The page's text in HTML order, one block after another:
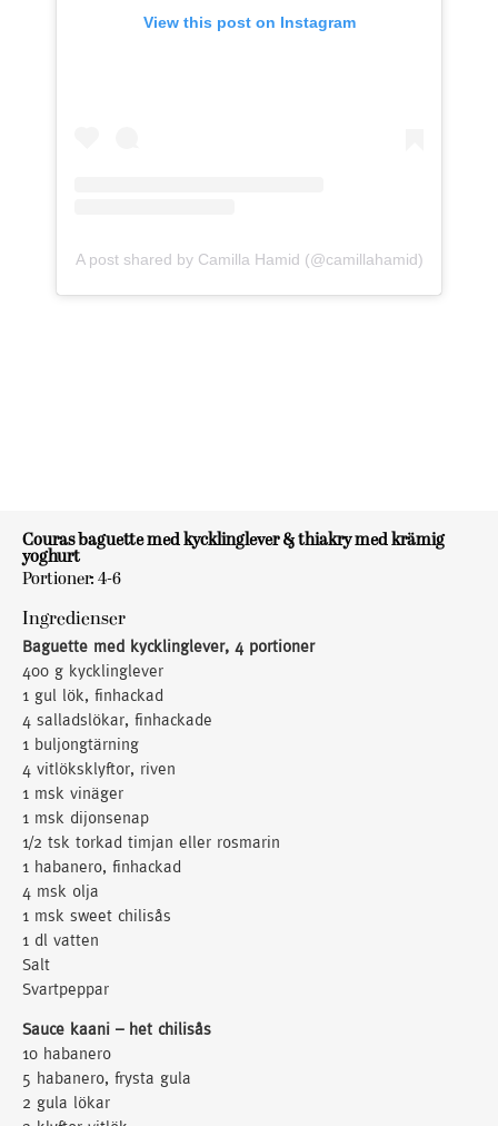
View this post on Instagram
A post shared by Camilla Hamid (@camillahamid)
Couras baguette med kycklinglever & thiakry med krämig
yoghurt
Portioner: 4-6
Ingredienser
Baguette med kycklinglever, 4 portioner
400 g kycklinglever
1 gul lök, finhackad
4 salladslökar, finhackade
1 buljongtärning
4 vitlöksklyftor, riven
1 msk vinäger
1 msk dijonsenap
1/2 tsk torkad timjan eller rosmarin
1 habanero, finhackad
4 msk olja
1 msk sweet chilisås
1 dl vatten
Salt
Svartpeppar
Sauce kaani – het chilisås
10 habanero
5 habanero, frysta gula
2 gula lökar